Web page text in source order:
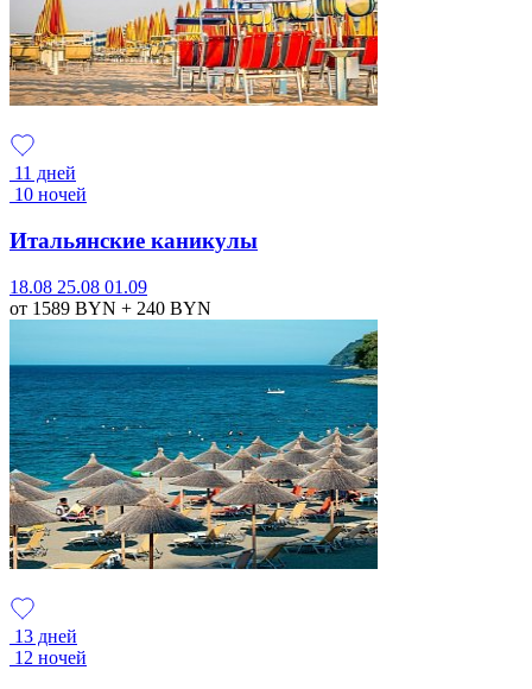
11 дней
10 ночей
Итальянские каникулы
18.08 25.08 01.09
от 1589 BYN + 240 BYN
13 дней
12 ночей